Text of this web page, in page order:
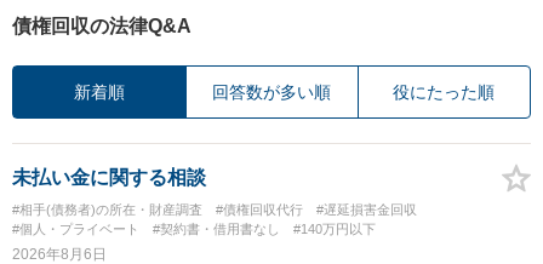
債権回収の法律Q&A
新着順 回答数が多い順 役にたった順
未払い金に関する相談
#相手(債務者)の所在・財産調査 #債権回収代行
#遅延損害金回収
#個人・プライベート
#契約書・借用書なし #140万円以下
2026年8月6日